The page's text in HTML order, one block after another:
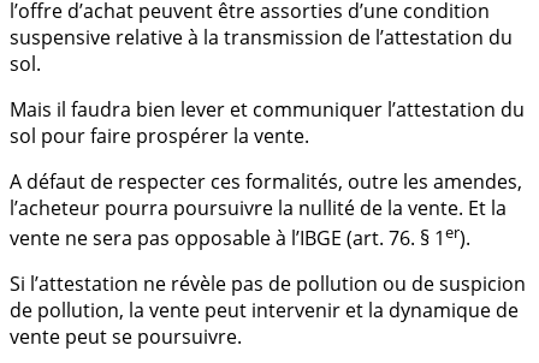
l’offre d’achat peuvent être assorties d’une condition
suspensive relative à la transmission de l’attestation du
sol.
Mais il faudra bien lever et communiquer l’attestation du
sol pour faire prospérer la vente.
A défaut de respecter ces formalités, outre les amendes,
l’acheteur pourra poursuivre la nullité de la vente. Et la
vente ne sera pas opposable à l’IBGE (art. 76. § 1er).
Si l’attestation ne révèle pas de pollution ou de suspicion
de pollution, la vente peut intervenir et la dynamique de
vente peut se poursuivre.